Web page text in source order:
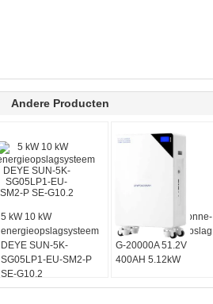
Andere Producten
5 kW 10 kW
energieopslagsysteem
DEYE SUN-5K-
SG05LP1-EU-SM2-P
SE-G10.2
Wandmontage Zonne-
energie batterij opslag
G-20000A 51.2V
400AH 5.12kW